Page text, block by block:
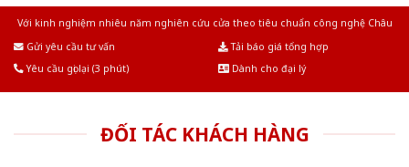
Với kinh nghiệm nhiêu năm nghiên cứu cửa theo tiêu chuẩn công nghệ Châu
Gửi yêu cầu tư vấn
Tải báo giá tổng hợp
Yêu cầu gọi lại (3 phút)
Dành cho đại lý
ĐỐI TÁC KHÁCH HÀNG